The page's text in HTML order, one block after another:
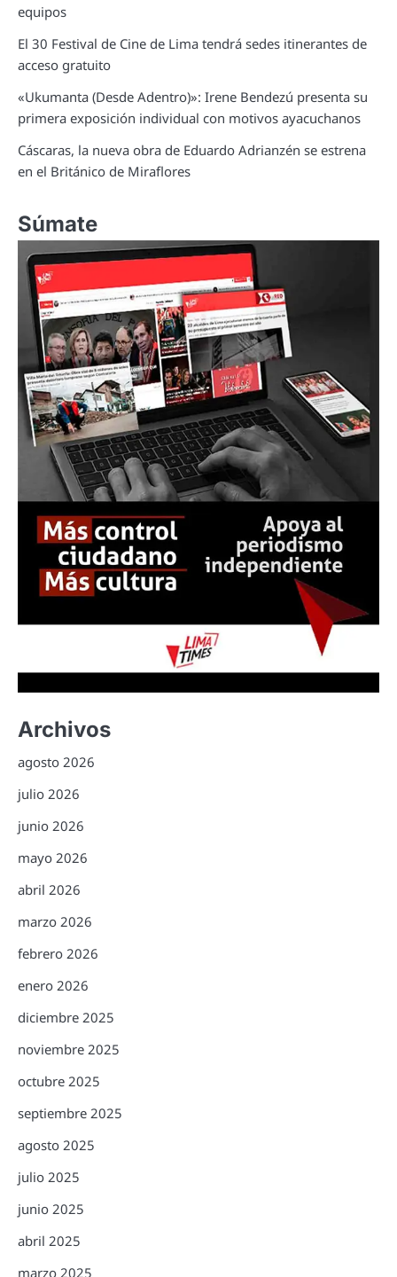
equipos
El 30 Festival de Cine de Lima tendrá sedes itinerantes de
acceso gratuito
«Ukumanta (Desde Adentro)»: Irene Bendezú presenta su
primera exposición individual con motivos ayacuchanos
Cáscaras, la nueva obra de Eduardo Adrianzén se estrena
en el Británico de Miraflores
Súmate
Archivos
agosto 2026
julio 2026
junio 2026
mayo 2026
abril 2026
marzo 2026
febrero 2026
enero 2026
diciembre 2025
noviembre 2025
octubre 2025
septiembre 2025
agosto 2025
julio 2025
junio 2025
abril 2025
marzo 2025